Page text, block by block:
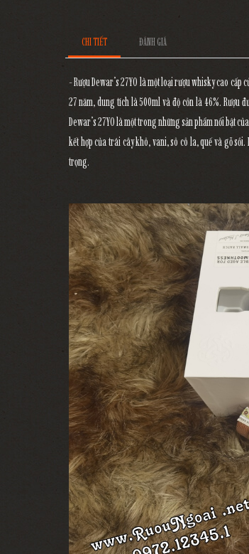
CHI TIẾT ĐÁNH GIÁ
- Rượu Dewar’s 27YO là một loại rượu whisky cao cấp
27 năm, dung tích là 500ml và độ cồn là 46%. Rượu
Dewar’s 27YO là một trong những sản phẩm nổi bật
kết hợp của trái cây khô, vani, sô cô la, quế và gỗ
trọng.